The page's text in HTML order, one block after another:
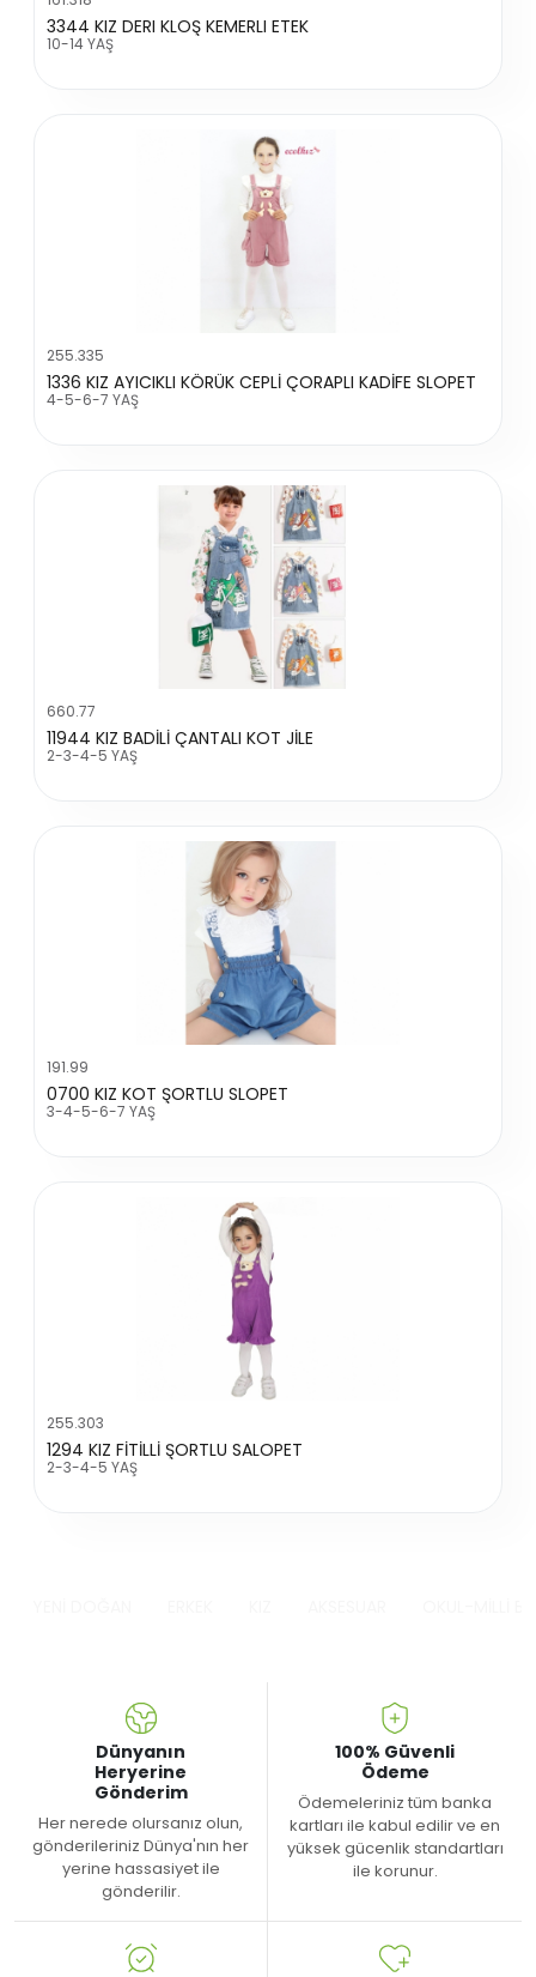
3344 KIZ DERI KLOŞ KEMERLI ETEK
10-14 YAŞ
255.335
1336 KIZ AYICIKLI KÖRÜK CEPLİ ÇORAPLI KADİFE SLOPET
4-5-6-7 YAŞ
660.77
11944 KIZ BADİLİ ÇANTALI KOT JİLE
2-3-4-5 YAŞ
191.99
0700 KIZ KOT ŞORTLU SLOPET
3-4-5-6-7 YAŞ
255.303
1294 KIZ FİTİLLİ ŞORTLU SALOPET
2-3-4-5 YAŞ
Dünyanın
Heryerine
Gönderim
Her nerede olursanız olun,
gönderileriniz Dünya'nın her
yerine hassasiyet ile
gönderilir.
100% Güvenli
Ödeme
Ödemeleriniz tüm banka
kartları ile kabul edilir ve en
yüksek gücenlik standartları
ile korunur.